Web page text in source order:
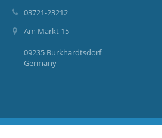
03721-23212
Am Markt 15
09235 Burkhardtsdorf
Germany